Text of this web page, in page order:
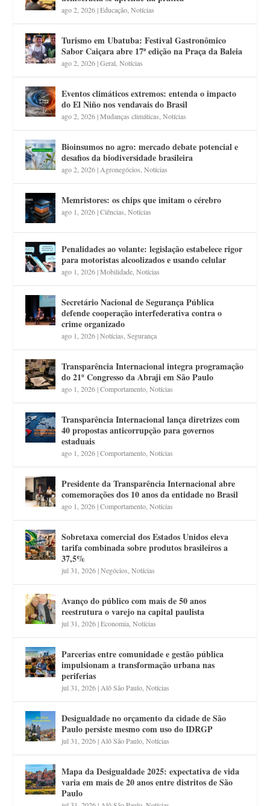
ago 2, 2026|Educação ,Notícias
Turismo em Ubatuba: Festival Gastronômico
Sabor Caiçara abre 17ª edição na Praça da Baleia
ago 2, 2026|Geral ,Notícias
Eventos climáticos extremos: entenda o impacto
do El Niño nos vendavais do Brasil
ago 2, 2026|Mudanças climáticas ,Notícias
Bioinsumos no agro: mercado debate potencial e
desafios da biodiversidade brasileira
ago 2, 2026| Agronegócios ,Notícias
Memristores: os chips que imitam o cérebro
ago 1, 2026|Ciências ,Notícias
Penalidades ao volante: legislação estabelece rigor
para motoristas alcoolizados e usando celular
ago 1, 2026|Mobilidade ,Notícias
Secretário Nacional de Segurança Pública
defende cooperação interfederativa contra o
crime organizado
ago 1, 2026|Notícias ,Segurança
Transparência Internacional integra programação
do 21º Congresso da Abraji em São Paulo
ago 1, 2026|Comportamento ,Notícias
Transparência Internacional lança diretrizes com
40 propostas anticorrupção para governos
estaduais
ago 1, 2026|Comportamento ,Notícias
Presidente da Transparência Internacional abre
comemorações dos 10 anos da entidade no Brasil
ago 1, 2026|Comportamento ,Notícias
Sobretaxa comercial dos Estados Unidos eleva
tarifa combinada sobre produtos brasileiros a
37,5%
jul 31, 2026|Negócios ,Notícias
Avanço do público com mais de 50 anos
reestrutura o varejo na capital paulista
jul 31, 2026|Economia ,Notícias
Parcerias entre comunidade e gestão pública
impulsionam a transformação urbana nas
periferias
jul 31, 2026| Alô São Paulo ,Notícias
Desigualdade no orçamento da cidade de São
Paulo persiste mesmo com uso do IDRGP
jul 31, 2026| Alô São Paulo ,Notícias
Mapa da Desigualdade 2025: expectativa de vida
varia em mais de 20 anos entre distritos de São
Paulo